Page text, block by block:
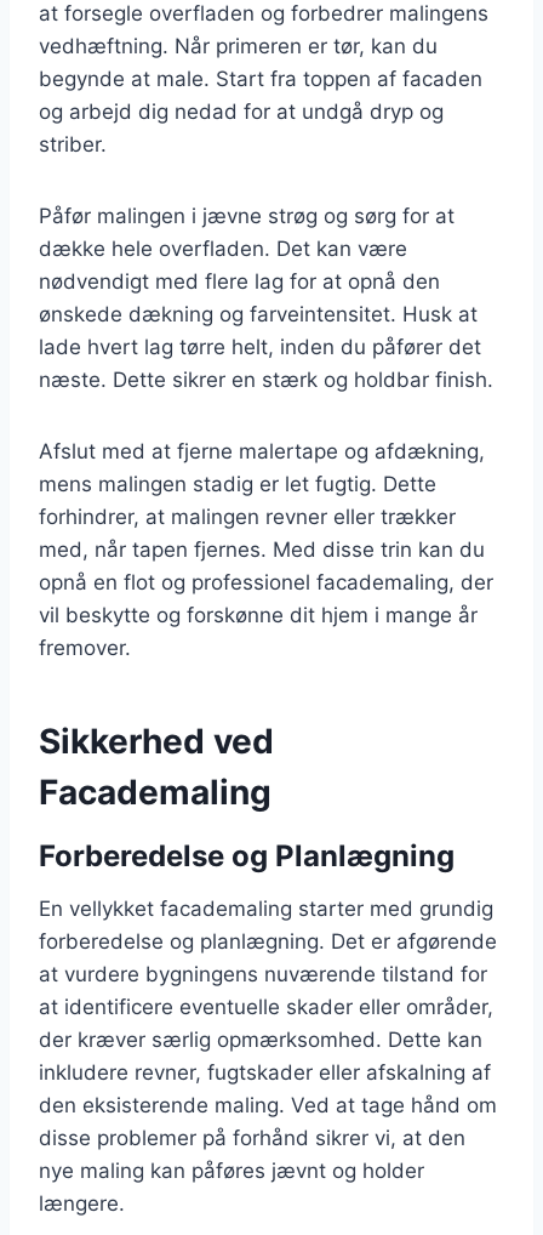
at forsegle overfladen og forbedrer malingens
vedhæftning. Når primeren er tør, kan du
begynde at male. Start fra toppen af facaden
og arbejd dig nedad for at undgå dryp og
striber.
Påfør malingen i jævne strøg og sørg for at
dække hele overfladen. Det kan være
nødvendigt med flere lag for at opnå den
ønskede dækning og farveintensitet. Husk at
lade hvert lag tørre helt, inden du påfører det
næste. Dette sikrer en stærk og holdbar finish.
Afslut med at fjerne malertape og afdækning,
mens malingen stadig er let fugtig. Dette
forhindrer, at malingen revner eller trækker
med, når tapen fjernes. Med disse trin kan du
opnå en flot og professionel facademaling, der
vil beskytte og forskønne dit hjem i mange år
fremover.
Sikkerhed ved
Facademaling
Forberedelse og Planlægning
En vellykket facademaling starter med grundig
forberedelse og planlægning. Det er afgørende
at vurdere bygningens nuværende tilstand for
at identificere eventuelle skader eller områder,
der kræver særlig opmærksomhed. Dette kan
inkludere revner, fugtskader eller afskalning af
den eksisterende maling. Ved at tage hånd om
disse problemer på forhånd sikrer vi, at den
nye maling kan påføres jævnt og holder
længere.